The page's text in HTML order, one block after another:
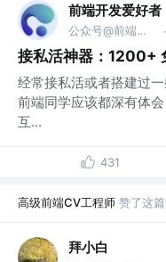
前端开发爱好者
公众号@前端开发爱好者 ·
接私活神器：1200+
经常接私活或者搭建过
前端同学应该都深有体
互...
431
高级前端CV工程师 赞了这
拜小白